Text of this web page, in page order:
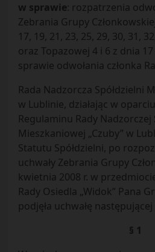
w sprawie: rozpatrzenia
Zebrania Grupy
17, 19, 21, 23, 25, 29, 30, 31,
oraz Topazowej 4 i 6 z dnia
sprawie odwołania członka
Rada Nadzorcza Spółdzielni
w Lublinie, działając w
Regulaminu Rady Nadzorczej
Mieszkaniowej „Czuby” w
Statutu Spółdzielni, po
uchwały Zebrania Grupy
kwietnia 2008 r. w
Rady Osiedla „Widok” Pana
podjęła uchwałę
§ 1